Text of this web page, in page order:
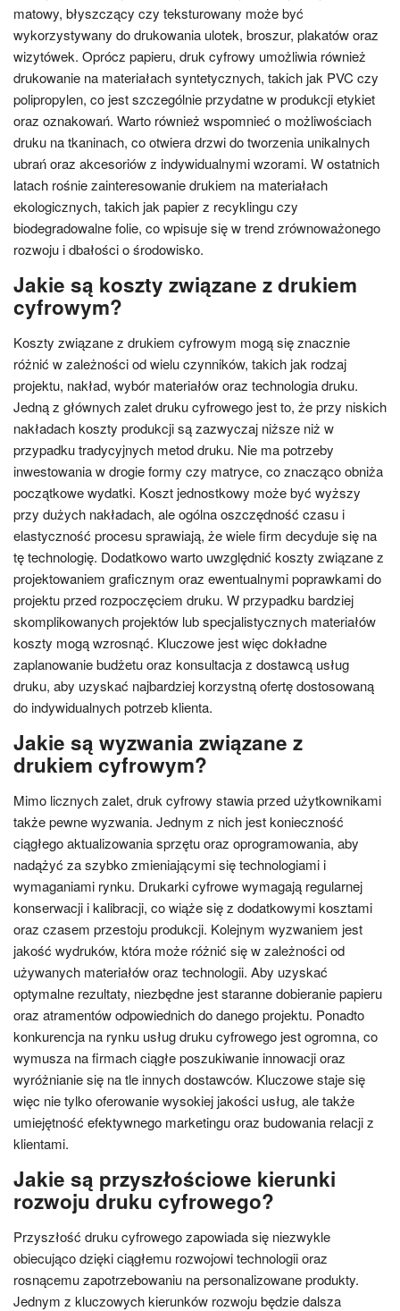
matowy, błyszczący czy teksturowany może być
wykorzystywany do drukowania ulotek, broszur, plakatów oraz
wizytówek. Oprócz papieru, druk cyfrowy umożliwia również
drukowanie na materiałach syntetycznych, takich jak PVC czy
polipropylen, co jest szczególnie przydatne w produkcji etykiet
oraz oznakowań. Warto również wspomnieć o możliwościach
druku na tkaninach, co otwiera drzwi do tworzenia unikalnych
ubrań oraz akcesoriów z indywidualnymi wzorami. W ostatnich
latach rośnie zainteresowanie drukiem na materiałach
ekologicznych, takich jak papier z recyklingu czy
biodegradowalne folie, co wpisuje się w trend zrównoważonego
rozwoju i dbałości o środowisko.
Jakie są koszty związane z drukiem
cyfrowym?
Koszty związane z drukiem cyfrowym mogą się znacznie
różnić w zależności od wielu czynników, takich jak rodzaj
projektu, nakład, wybór materiałów oraz technologia druku.
Jedną z głównych zalet druku cyfrowego jest to, że przy niskich
nakładach koszty produkcji są zazwyczaj niższe niż w
przypadku tradycyjnych metod druku. Nie ma potrzeby
inwestowania w drogie formy czy matryce, co znacząco obniża
początkowe wydatki. Koszt jednostkowy może być wyższy
przy dużych nakładach, ale ogólna oszczędność czasu i
elastyczność procesu sprawiają, że wiele firm decyduje się na
tę technologię. Dodatkowo warto uwzględnić koszty związane z
projektowaniem graficznym oraz ewentualnymi poprawkami do
projektu przed rozpoczęciem druku. W przypadku bardziej
skomplikowanych projektów lub specjalistycznych materiałów
koszty mogą wzrosnąć. Kluczowe jest więc dokładne
zaplanowanie budżetu oraz konsultacja z dostawcą usług
druku, aby uzyskać najbardziej korzystną ofertę dostosowaną
do indywidualnych potrzeb klienta.
Jakie są wyzwania związane z
drukiem cyfrowym?
Mimo licznych zalet, druk cyfrowy stawia przed użytkownikami
także pewne wyzwania. Jednym z nich jest konieczność
ciągłego aktualizowania sprzętu oraz oprogramowania, aby
nadążyć za szybko zmieniającymi się technologiami i
wymaganiami rynku. Drukarki cyfrowe wymagają regularnej
konserwacji i kalibracji, co wiąże się z dodatkowymi kosztami
oraz czasem przestoju produkcji. Kolejnym wyzwaniem jest
jakość wydruków, która może różnić się w zależności od
używanych materiałów oraz technologii. Aby uzyskać
optymalne rezultaty, niezbędne jest staranne dobieranie papieru
oraz atramentów odpowiednich do danego projektu. Ponadto
konkurencja na rynku usług druku cyfrowego jest ogromna, co
wymusza na firmach ciągłe poszukiwanie innowacji oraz
wyróżnianie się na tle innych dostawców. Kluczowe staje się
więc nie tylko oferowanie wysokiej jakości usług, ale także
umiejętność efektywnego marketingu oraz budowania relacji z
klientami.
Jakie są przyszłościowe kierunki
rozwoju druku cyfrowego?
Przyszłość druku cyfrowego zapowiada się niezwykle
obiecująco dzięki ciągłemu rozwojowi technologii oraz
rosnącemu zapotrzebowaniu na personalizowane produkty.
Jednym z kluczowych kierunków rozwoju będzie dalsza